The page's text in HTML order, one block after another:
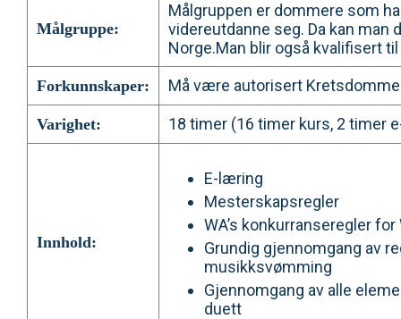
Målgruppe:
Målgruppen er dommere som
videreutdanne seg. Da kan man
Norge.Man blir også kvalifisert
Forkunnskaper: Må være autorisert
Varighet: 18 timer (16 timer kurs, 2 timer
Innhold:
E-læring
Mesterskapsregler
WA’s konkurranseregler
Grundig gjennomgang av
musikksvømming
Gjennomgang av alle
duett